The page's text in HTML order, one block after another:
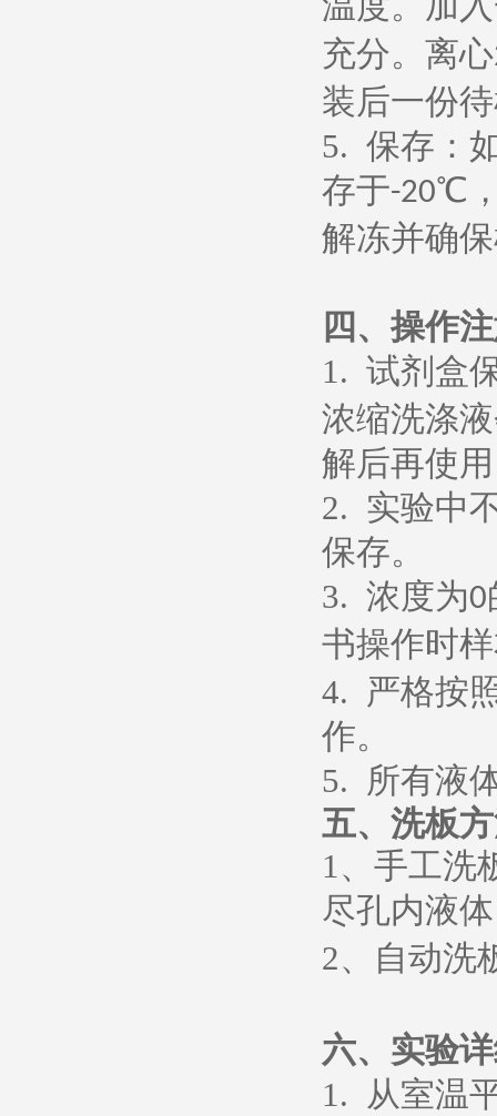
充分。离心
装后一份
5. 保存：
存于-20℃
解冻并确
四、操作
1. 试剂盒
浓缩洗涤
解后再使
2. 实验中
保存。
3. 浓度为0
书操作时
4. 严格按
作。
5. 所有液
五、 洗板
1、 手工洗
尽孔内液
2、 自动洗
六、 实验
1. 从室温